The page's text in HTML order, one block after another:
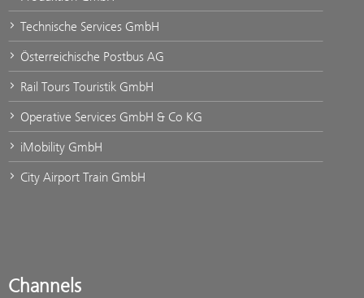
Technische Services GmbH
Österreichische Postbus AG
Rail Tours Touristik GmbH
Operative Services GmbH & Co KG
iMobility GmbH
City Airport Train GmbH
Channels